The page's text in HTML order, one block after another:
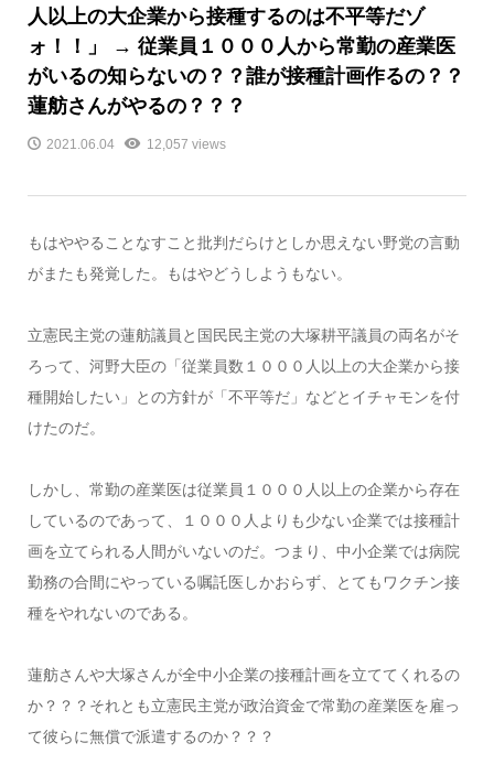
人以上の大企業から接種するのは不平等だゾ
ォ！！」 → 従業員１０００人から常勤の産業医
がいるの知らないの？？誰が接種計画作るの？？
蓮舫さんがやるの？？？
2021.06.04 12,057 views
もはややることなすこと批判だらけとしか思えない野党の言動
がまたも発覚した。もはやどうしようもない。
立憲民主党の蓮舫議員と国民民主党の大塚耕平議員の両名がそ
ろって、河野大臣の「従業員数１０００人以上の大企業から接
種開始したい」との方針が「不平等だ」などとイチャモンを付
けたのだ。
しかし、常勤の産業医は従業員１０００人以上の企業から存在
しているのであって、１０００人よりも少ない企業では接種計
画を立てられる人間がいないのだ。つまり、中小企業では病院
勤務の合間にやっている嘱託医しかおらず、とてもワクチン接
種をやれないのである。
蓮舫さんや大塚さんが全中小企業の接種計画を立ててくれるの
か？？？それとも立憲民主党が政治資金で常勤の産業医を雇っ
て彼らに無償で派遣するのか？？？